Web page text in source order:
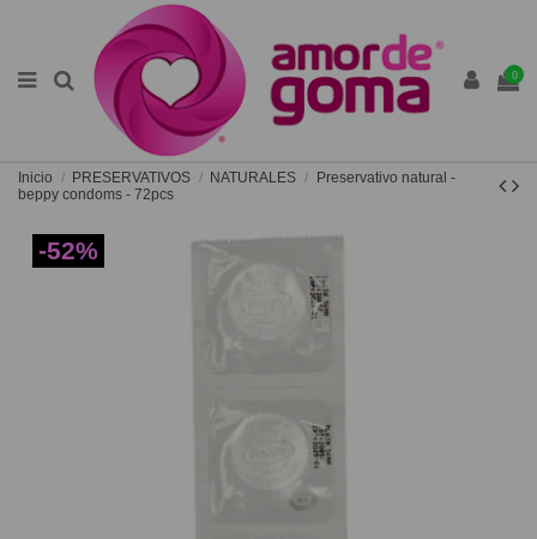
0
Inicio PRESERVATIVOS NATURALES
Preservativo natural -
beppy condoms - 72pcs
-52%